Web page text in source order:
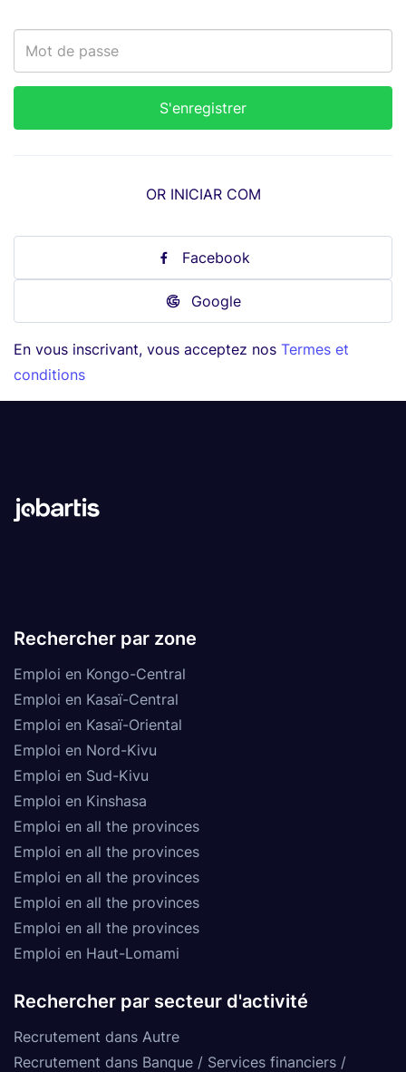
OR INICIAR COM
Facebook
Google
En vous inscrivant, vous acceptez nos Termes et
conditions
Rechercher par zone
Emploi en Kongo-Central
Emploi en Kasaï-Central
Emploi en Kasaï-Oriental
Emploi en Nord-Kivu
Emploi en Sud-Kivu
Emploi en Kinshasa
Emploi en all the provinces
Emploi en all the provinces
Emploi en all the provinces
Emploi en all the provinces
Emploi en all the provinces
Emploi en Haut-Lomami
Rechercher par secteur d'activité
Recrutement dans Autre
Recrutement dans Banque / Services financiers /